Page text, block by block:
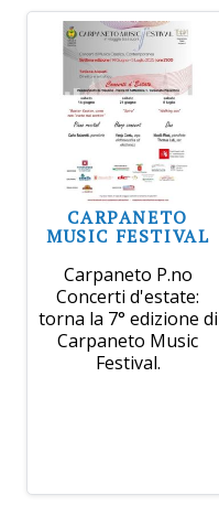
CARPANETO
MUSIC FESTIVAL
Carpaneto P.no
Concerti d'estate:
torna la 7° edizione di
Carpaneto Music
Festival.